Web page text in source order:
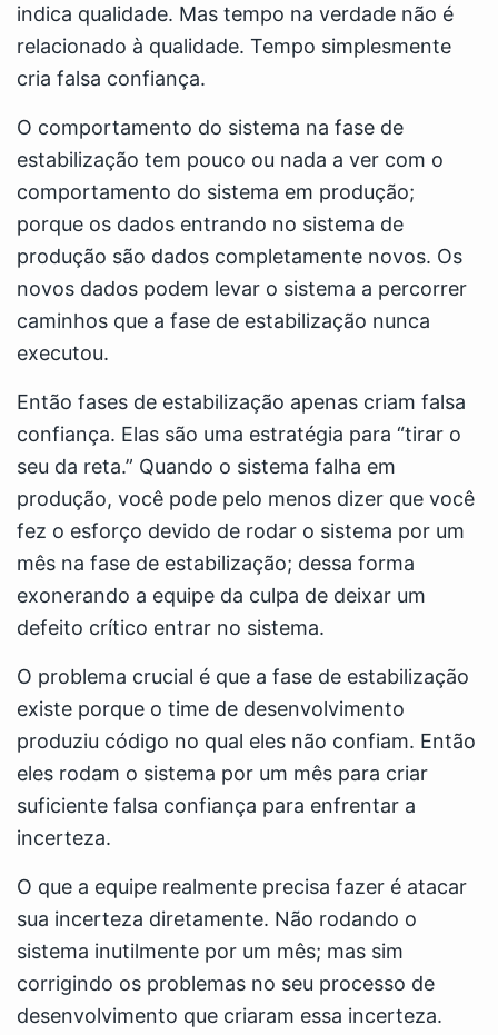
indica qualidade. Mas tempo na verdade não é
relacionado à qualidade. Tempo simplesmente
cria falsa confiança.
O comportamento do sistema na fase de
estabilização tem pouco ou nada a ver com o
comportamento do sistema em produção;
porque os dados entrando no sistema de
produção são dados completamente novos. Os
novos dados podem levar o sistema a percorrer
caminhos que a fase de estabilização nunca
executou.
Então fases de estabilização apenas criam falsa
confiança. Elas são uma estratégia para “tirar o
seu da reta.” Quando o sistema falha em
produção, você pode pelo menos dizer que você
fez o esforço devido de rodar o sistema por um
mês na fase de estabilização; dessa forma
exonerando a equipe da culpa de deixar um
defeito crítico entrar no sistema.
O problema crucial é que a fase de estabilização
existe porque o time de desenvolvimento
produziu código no qual eles não confiam. Então
eles rodam o sistema por um mês para criar
suficiente falsa confiança para enfrentar a
incerteza.
O que a equipe realmente precisa fazer é atacar
sua incerteza diretamente. Não rodando o
sistema inutilmente por um mês; mas sim
corrigindo os problemas no seu processo de
desenvolvimento que criaram essa incerteza.